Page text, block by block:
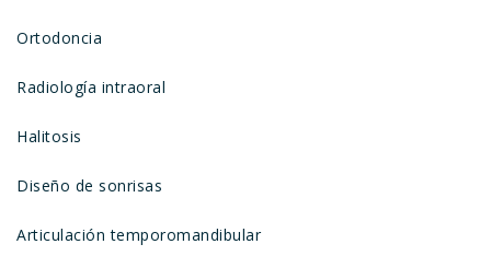
Ortodoncia
Radiología intraoral
Halitosis
Diseño de sonrisas
Articulación temporomandibular